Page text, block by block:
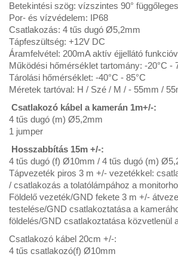
Betekintési szög: vízszintes 90°
Por- és vízvédelem: IP68
Csatlakozás: 4 tűs dugó Ø5,2mm
Tápfeszültség: +12V DC
Áramfelvétel: 200mA aktív éjjellátó
Működési hőmérséklet tartomány: -20°C -
Tárolási hőmérséklet: -40°C - 85°C
Méretek tartóval: H / Szé / M / - 55mm /
Csatlakozó kábel a kamerán 1m+/-:
4 tűs dugó (m) Ø5,2mm
1 jumper
Hosszabbítás 15m +/-:
4 tűs dugó (f) Ø10mm / 4 tűs dugó (m)
Tápvezeték piros 3 m +/- vezetékkel:
/ csatlakozás a tolatólámpához a
Földelő vezeték/GND fekete 3 m +/-
testelése/GND csatlakoztatása a
földelés/GND csatlakoztatása közvetlenül
Csatlakozó kábel 20cm +/-:
4 tűs csatlakozó(f) Ø10mm